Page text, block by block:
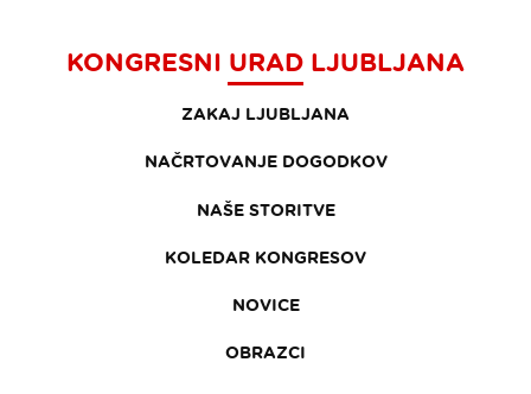
KONGRESNI URAD LJUBLJANA
ZAKAJ LJUBLJANA
NAČRTOVANJE DOGODKOV
NAŠE STORITVE
KOLEDAR KONGRESOV
NOVICE
OBRAZCI